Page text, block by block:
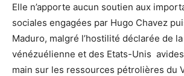
Elle n’apporte aucun soutien aux
sociales engagées par Hugo Chavez
Maduro, malgré l’hostilité déclarée de
vénézuélienne et des Etats-Unis
main sur les ressources pétrolières du